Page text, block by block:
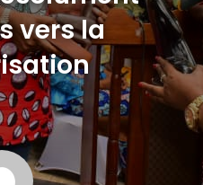
vers la